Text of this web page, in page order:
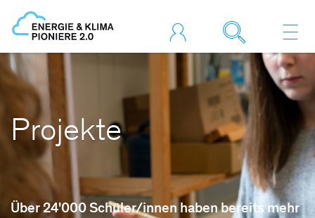
Projekte
Über 24'000 Schüler/innen haben bereits mehr